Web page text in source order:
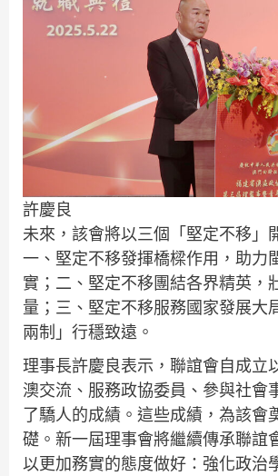
許慶良
未來，該會將以三個「堅定不移」
一、堅定不移發揮橋樑作用，助力
實；二、堅定不移團結各界精英，
量；三、堅定不移服務國家發展大
兩制」行穩致遠。
理事長許慶良表示，聯誼會自成立
澳交流、服務政協委員、參與社會
了驕人的成績。這些成績，為該會
礎。新一屆理事會將繼續傳承聯誼
以更加務實的態度做好：強化政治